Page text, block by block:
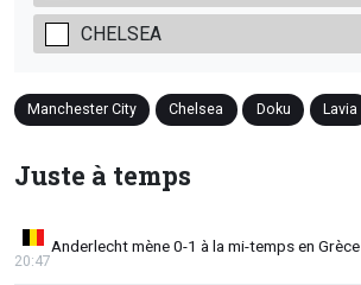
CHELSEA
Manchester City Chelsea Doku Lavia
Juste à temps
Anderlecht mène 0-1 à la mi-temps en Grèce
20:47